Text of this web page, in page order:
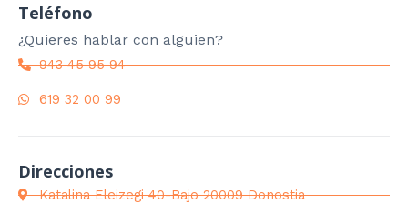
Teléfono
¿Quieres hablar con alguien?
943 45 95 94
619 32 00 99
Direcciones
Katalina Eleizegi 40-Bajo 20009 Donostia